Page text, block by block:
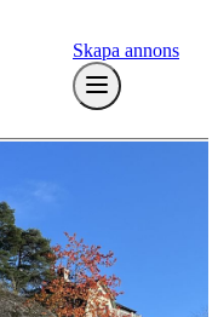
Skapa annons